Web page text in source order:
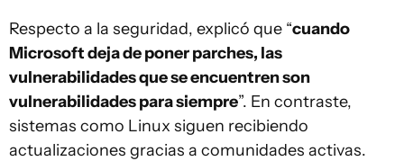
Respecto a la seguridad, explicó que “cuando
Microsoft deja de poner parches, las
vulnerabilidades que se encuentren son
vulnerabilidades para siempre”. En contraste,
sistemas como Linux siguen recibiendo
actualizaciones gracias a comunidades activas.